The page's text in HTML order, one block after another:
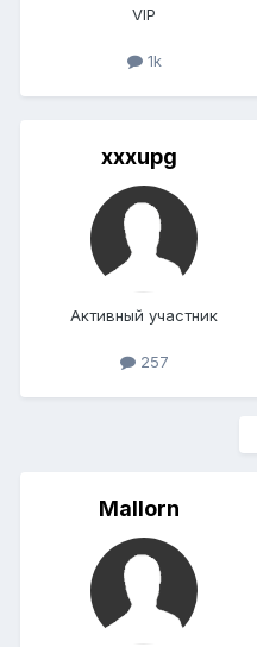
VIP
1k
xxxupg
Активный участник
257
Mallorn